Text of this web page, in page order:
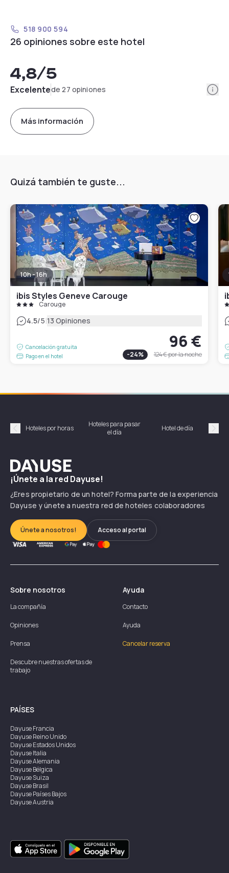
518 900 594
26 opiniones sobre este hotel
4,8/5
Excelentede 27 opiniones
Más información
Quizá también te guste...
10h - 16h
ibis Styles Geneve Carouge
Carouge
4.5/5|13 Opiniones
Cancelación gratuita
Pago en el hotel
96 €
-24% 124 €por la noche
Précédent
Hoteles por horas
Hoteles para pasar
el día
Hotel de día
Dayuse
¡Únete a la red Dayuse!
¿Eres propietario de un hotel? Forma parte de la experiencia
Dayuse y únete a nuestra red de hoteles colaboradores
Únete a nosotros! Acceso al portal
Sobre nosotros
La compañía
Opiniones
Prensa
Descubre nuestras ofertas de
trabajo
Ayuda
Contacto
Ayuda
Cancelar reserva
PAÍSES
DayuseFrancia
DayuseReino Unido
DayuseEstados Unidos
DayuseItalia
DayuseAlemania
DayuseBélgica
DayuseSuiza
DayuseBrasil
DayusePaíses Bajos
DayuseAustria
DayuseSingapur
DayuseSuecia
DayuseTailandia